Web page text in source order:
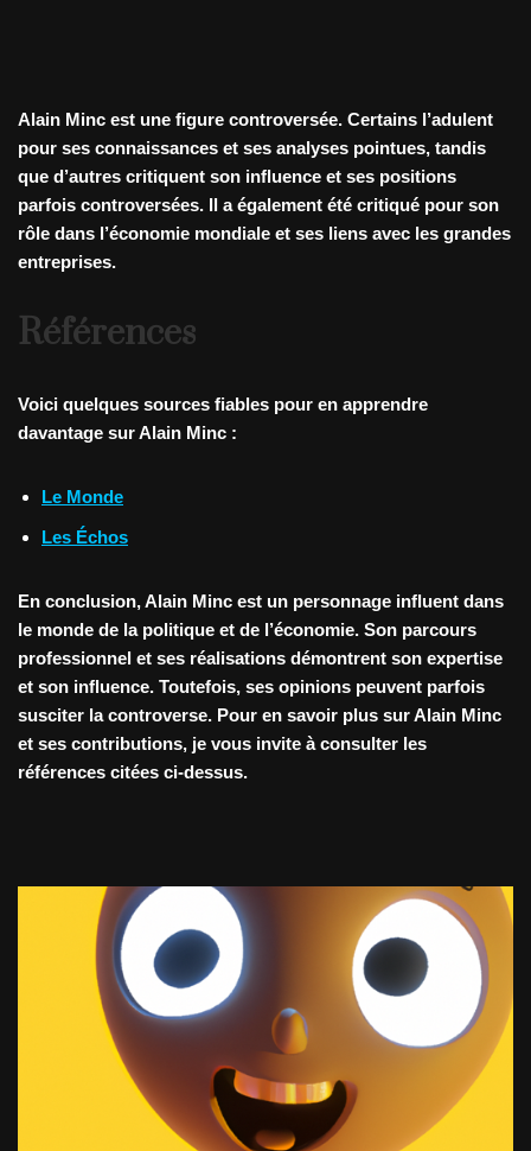
Alain Minc est une figure controversée. Certains l’adulent
pour ses connaissances et ses analyses pointues, tandis
que d’autres critiquent son influence et ses positions
parfois controversées. Il a également été critiqué pour son
rôle dans l’économie mondiale et ses liens avec les grandes
entreprises.
Références
Voici quelques sources fiables pour en apprendre
davantage sur Alain Minc :
Le Monde
Les Échos
En conclusion, Alain Minc est un personnage influent dans
le monde de la politique et de l’économie. Son parcours
professionnel et ses réalisations démontrent son expertise
et son influence. Toutefois, ses opinions peuvent parfois
susciter la controverse. Pour en savoir plus sur Alain Minc
et ses contributions, je vous invite à consulter les
références citées ci-dessus.